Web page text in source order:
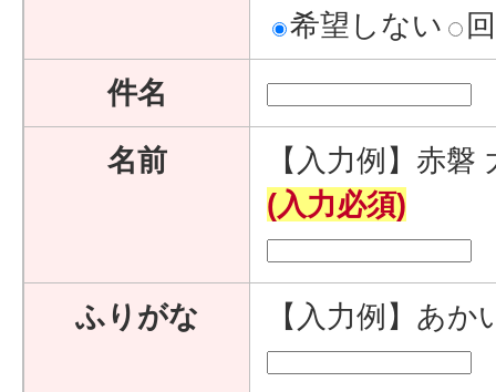
希望しない
件名
名前
【入力例】赤磐
(入力必須)
ふりがな 【入力例】あ